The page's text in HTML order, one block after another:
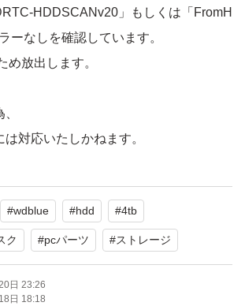
HDDSCANv20」もしくは「FromH
ーなしを確認しています。
め放出します。
対応いたしかねます。
慮ください。
報を取得していた際には問題なく動作
#wdblue #hdd #4tb
ク #pcパーツ #ストレージ
日 23:26
日 18:18